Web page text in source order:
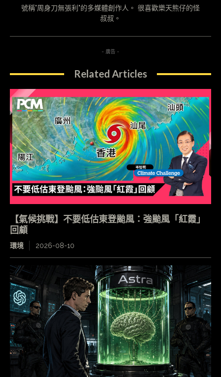
號稱"周身刀無張利"的多媒體創作人。 很喜歡樂天熊仔的怪
叔叔。
- 廣告 -
Related Articles
【氣候挑戰】不要低估東登颱風：強颱風「紅霞」
回顧
環境 2026-08-10